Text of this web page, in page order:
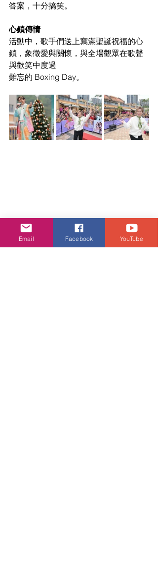
答案，十分搞笑。
心鎖傳情
活動中，歌手們送上寫滿聖誕祝福的心
鎖，象徵愛與關懷，與全場觀眾在歌聲
與歡笑中度過
難忘的 Boxing Day。
Email Facebook YouTube